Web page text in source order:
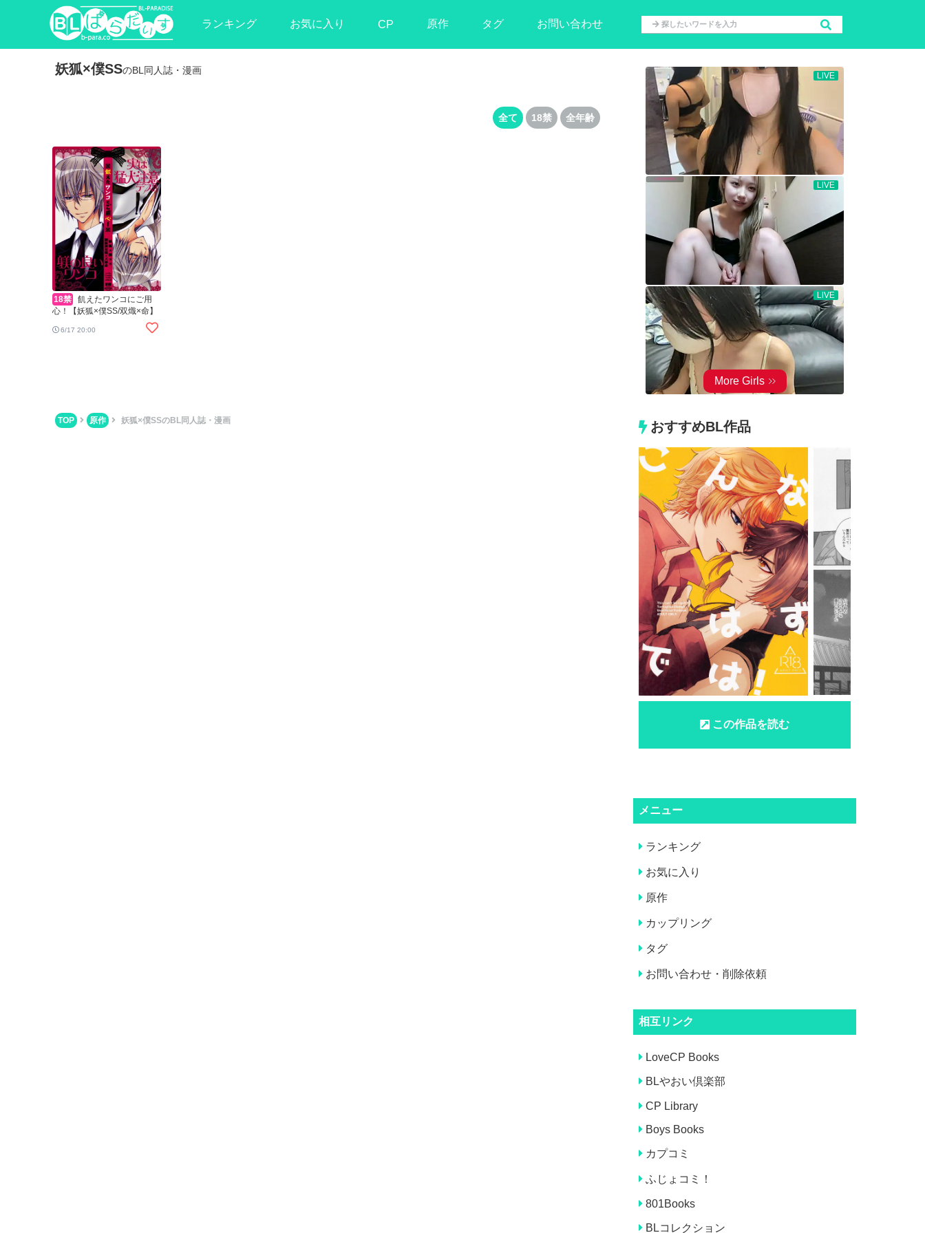
ランキング お気に入り CP 原作 タグ お問い合わせ
妖狐×僕SSのBL同人誌・漫画
全て 18禁 全年齢
18禁
心！【妖狐×僕SS/双熾×命】
6/17 20:00
TOP 原作 妖狐×僕SSのBL同人誌・漫画 おすすめBL作品
この作品を読む
メニュー
ランキング
お気に入り
原作
カップリング
タグ
お問い合わせ・削除依頼
相互リンク
LoveCP Books
BLやおい倶楽部
CP Library
Boys Books
カプコミ
ふじょコミ！
801Books
BLコレクション